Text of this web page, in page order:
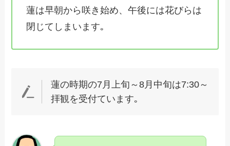
蓮は早朝から咲き始め、午後には花びらは
閉じてしまいます｡
蓮の時期の7月上旬～8月中旬は7:30～
拝観を受付ています｡